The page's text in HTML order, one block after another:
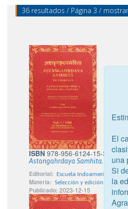
36 resultados / Página 3 /
ISBN 978-956-6124-15-3
Astangahrdaya Samhita. Vol. 1
Editorial: Escuela Indoamericana de
Materia: Selección y edición de
Publicado: 2023-12-15
El
una
Si
la